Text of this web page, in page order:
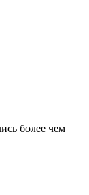
более чем